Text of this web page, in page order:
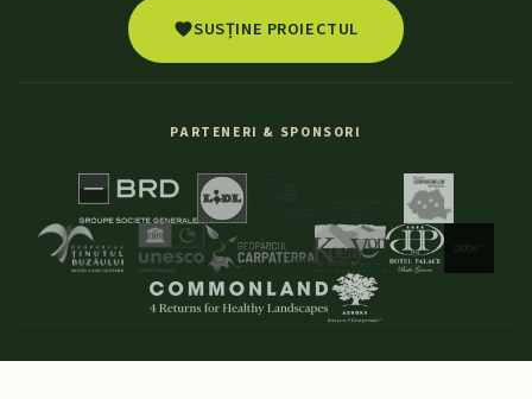
SUSȚINE PROIECTUL
PARTENERI & SPONSORI